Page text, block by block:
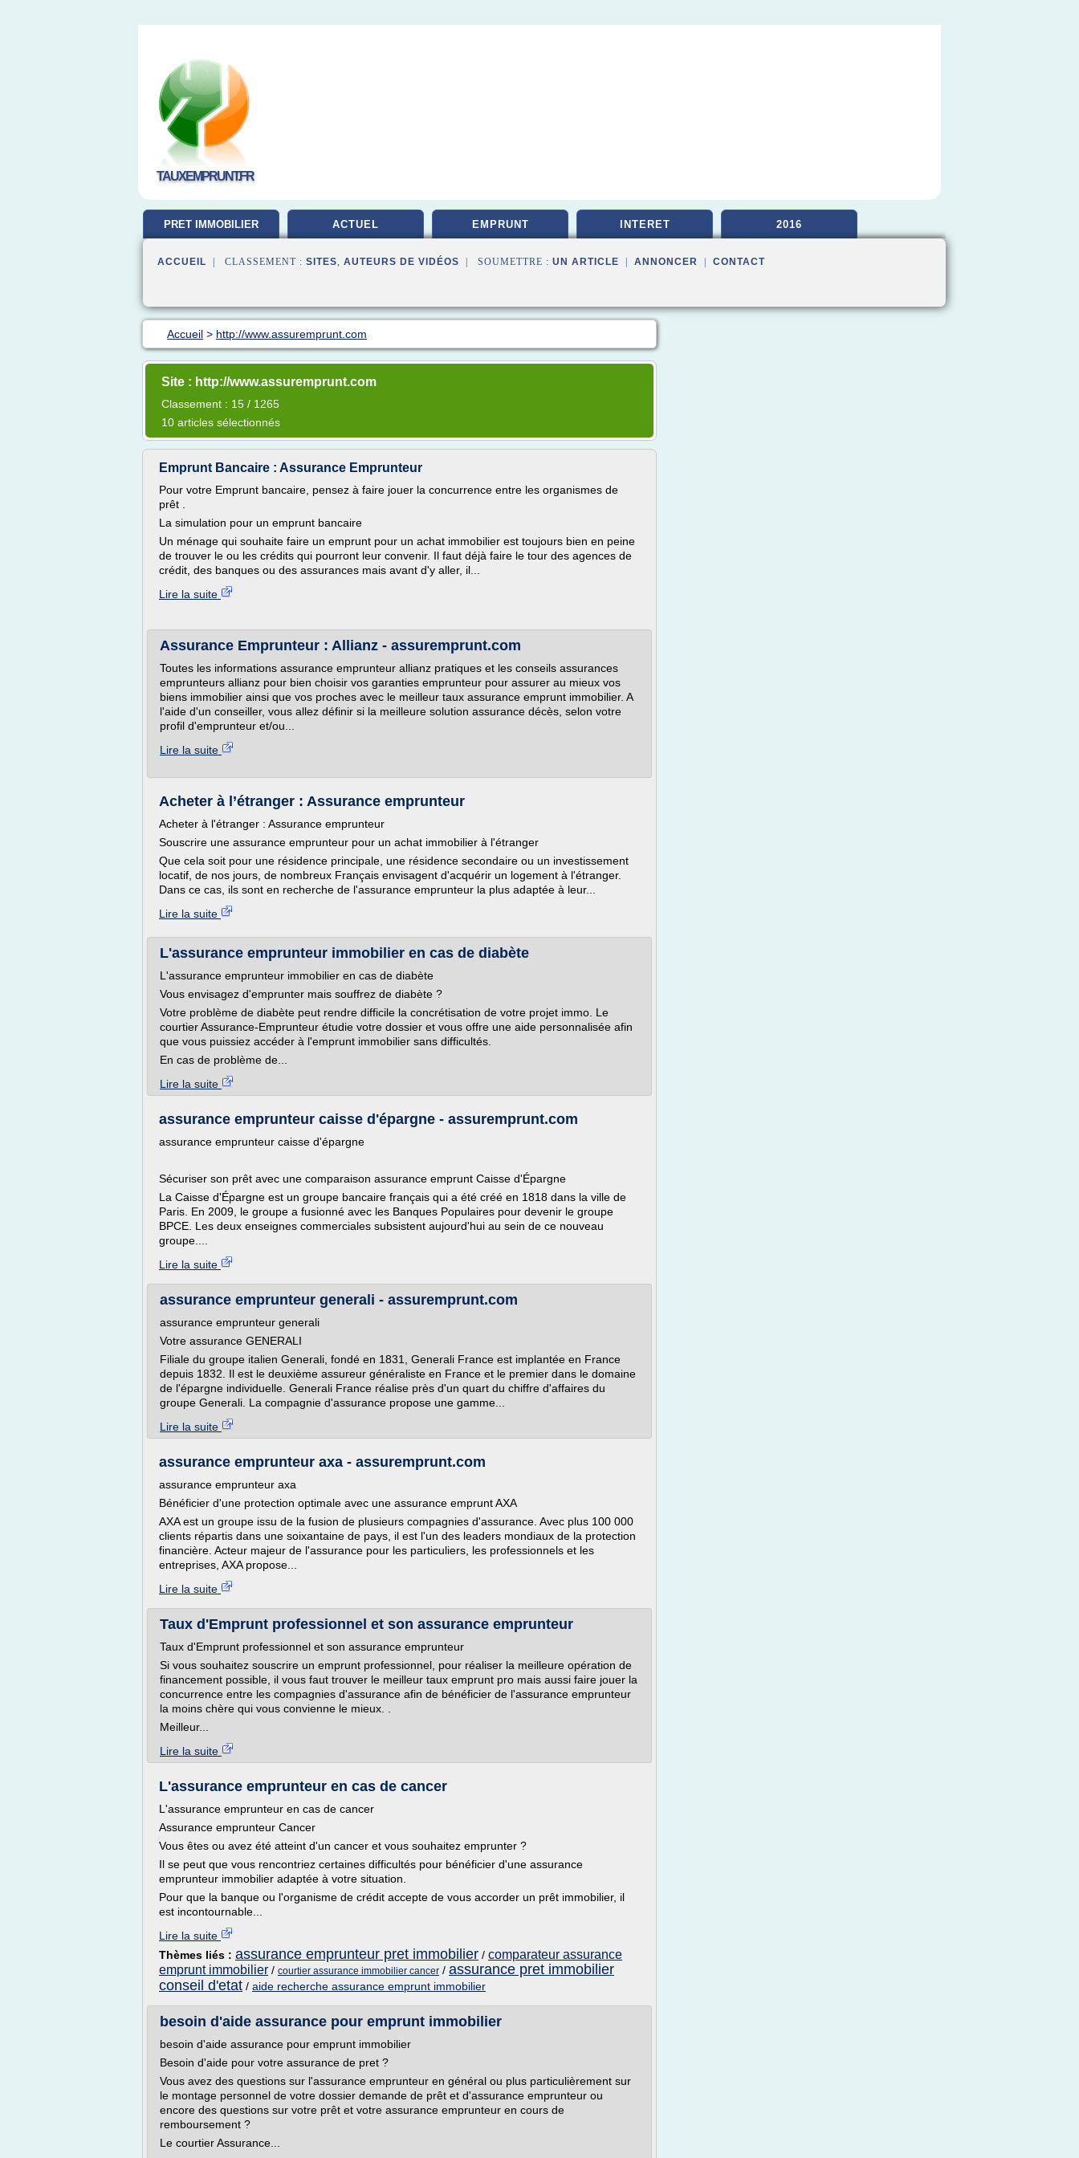
TAUXEMPRUNT.FR
PRET IMMOBILIER ACTUEL EMPRUNT INTERET 2016
ACCUEIL | CLASSEMENT : SITES, AUTEURS DE VIDÉOS | SOUMETTRE : UN ARTICLE ANNONCER CONTACT
Accueil > http://www.assuremprunt.com
Site : http://www.assuremprunt.com
Classement : 15 / 1265
10 articles sélectionnés
Emprunt Bancaire : Assurance Emprunteur
Pour votre Emprunt bancaire, pensez à faire jouer la concurrence entre les organismes de
prêt .
La simulation pour un emprunt bancaire
Un ménage qui souhaite faire un emprunt pour un achat immobilier est toujours bien en peine
de trouver le ou les crédits qui pourront leur convenir. Il faut déjà faire le tour des agences de
crédit, des banques ou des assurances mais avant d'y aller, il...
Lire la suite
Assurance Emprunteur : Allianz - assuremprunt.com
Toutes les informations assurance emprunteur allianz pratiques et les conseils assurances
emprunteurs allianz pour bien choisir vos garanties emprunteur pour assurer au mieux vos
biens immobilier ainsi que vos proches avec le meilleur taux assurance emprunt immobilier. A
l'aide d'un conseiller, vous allez définir si la meilleure solution assurance décès, selon votre
profil d'emprunteur et/ou...
Lire la suite
Acheter à l’étranger : Assurance emprunteur
Acheter à l'étranger : Assurance emprunteur
Souscrire une assurance emprunteur pour un achat immobilier à l'étranger
Que cela soit pour une résidence principale, une résidence secondaire ou un investissement
locatif, de nos jours, de nombreux Français envisagent d'acquérir un logement à l'étranger.
Dans ce cas, ils sont en recherche de l'assurance emprunteur la plus adaptée à leur...
Lire la suite
L'assurance emprunteur immobilier en cas de diabète
L'assurance emprunteur immobilier en cas de diabète
Vous envisagez d'emprunter mais souffrez de diabète ?
Votre problème de diabète peut rendre difficile la concrétisation de votre projet immo. Le
courtier Assurance-Emprunteur étudie votre dossier et vous offre une aide personnalisée afin
que vous puissiez accéder à l'emprunt immobilier sans difficultés.
En cas de problème de...
Lire la suite
assurance emprunteur caisse d'épargne - assuremprunt.com
assurance emprunteur caisse d'épargne
Sécuriser son prêt avec une comparaison assurance emprunt Caisse d'Épargne
La Caisse d'Épargne est un groupe bancaire français qui a été créé en 1818 dans la ville de
Paris. En 2009, le groupe a fusionné avec les Banques Populaires pour devenir le groupe
BPCE. Les deux enseignes commerciales subsistent aujourd'hui au sein de ce nouveau
groupe....
Lire la suite
assurance emprunteur generali - assuremprunt.com
assurance emprunteur generali
Votre assurance GENERALI
Filiale du groupe italien Generali, fondé en 1831, Generali France est implantée en France
depuis 1832. Il est le deuxième assureur généraliste en France et le premier dans le domaine
de l'épargne individuelle. Generali France réalise près d'un quart du chiffre d'affaires du
groupe Generali. La compagnie d'assurance propose une gamme...
Lire la suite
assurance emprunteur axa - assuremprunt.com
assurance emprunteur axa
Bénéficier d'une protection optimale avec une assurance emprunt AXA
AXA est un groupe issu de la fusion de plusieurs compagnies d'assurance. Avec plus 100 000
clients répartis dans une soixantaine de pays, il est l'un des leaders mondiaux de la protection
financière. Acteur majeur de l'assurance pour les particuliers, les professionnels et les
entreprises, AXA propose...
Lire la suite
Taux d'Emprunt professionnel et son assurance emprunteur
Taux d'Emprunt professionnel et son assurance emprunteur
Si vous souhaitez souscrire un emprunt professionnel, pour réaliser la meilleure opération de
financement possible, il vous faut trouver le meilleur taux emprunt pro mais aussi faire jouer la
concurrence entre les compagnies d'assurance afin de bénéficier de l'assurance emprunteur
la moins chère qui vous convienne le mieux. .
Meilleur...
Lire la suite
L'assurance emprunteur en cas de cancer
L'assurance emprunteur en cas de cancer
Assurance emprunteur Cancer
Vous êtes ou avez été atteint d'un cancer et vous souhaitez emprunter ?
Il se peut que vous rencontriez certaines difficultés pour bénéficier d'une assurance
emprunteur immobilier adaptée à votre situation.
Pour que la banque ou l'organisme de crédit accepte de vous accorder un prêt immobilier, il
est incontournable...
Lire la suite
Thèmes liés : assurance emprunteur pret immobilier / comparateur assurance
emprunt immobilier / courtier assurance immobilier cancer / assurance pret immobilier
conseil d'etat / aide recherche assurance emprunt immobilier
besoin d'aide assurance pour emprunt immobilier
besoin d'aide assurance pour emprunt immobilier
Besoin d'aide pour votre assurance de pret ?
Vous avez des questions sur l'assurance emprunteur en général ou plus particulièrement sur
le montage personnel de votre dossier demande de prêt et d'assurance emprunteur ou
encore des questions sur votre prêt et votre assurance emprunteur en cours de
remboursement ?
Le courtier Assurance...